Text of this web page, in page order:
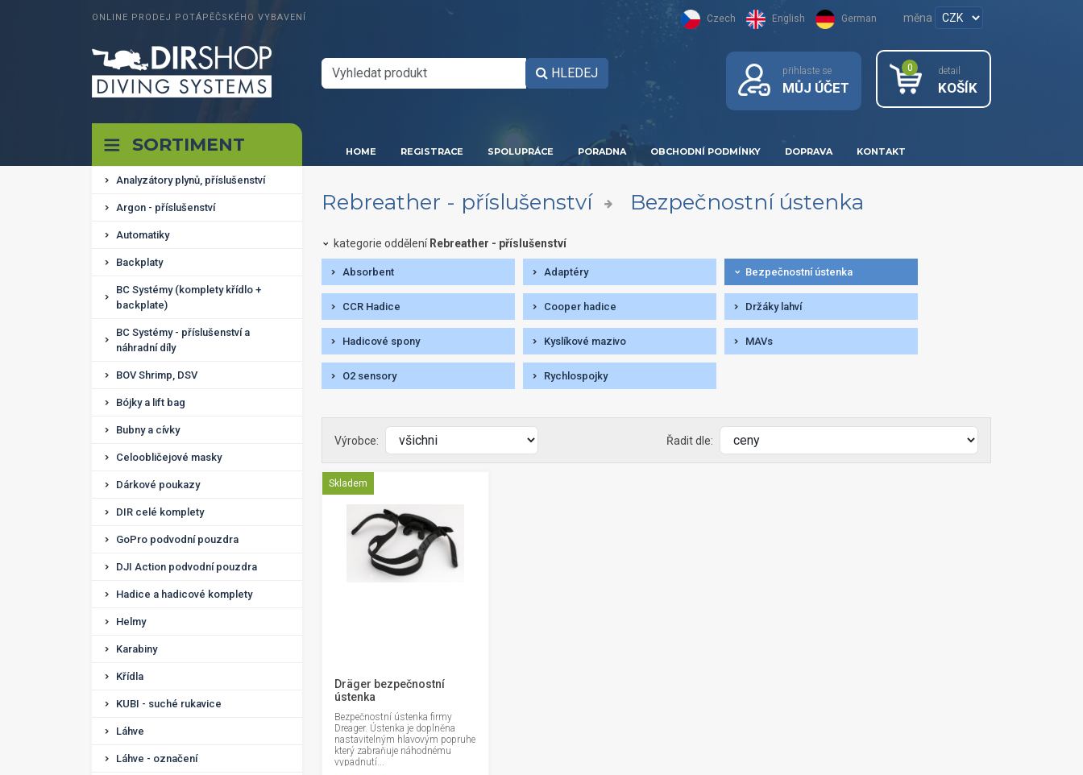
ONLINE PRODEJ POTÁPĚČSKÉHO VYBAVENÍ Czech English German měna
HLEDEJ přihlaste se
MŮJ ÚČET
0 detail
KOŠÍK
SORTIMENT HOME REGISTRACE SPOLUPRÁCE PORADNA OBCHODNÍ PODMÍNKY DOPRAVA KONTAKT
Analyzátory plynů, příslušenství
Argon - příslušenství
Automatiky
Backplaty
BC Systémy (komplety křídlo +
backplate)
BC Systémy - příslušenství a
náhradní díly
BOV Shrimp, DSV
Bójky a lift bag
Bubny a cívky
Celoobličejové masky
Dárkové poukazy
DIR celé komplety
GoPro podvodní pouzdra
DJI Action podvodní pouzdra
Hadice a hadicové komplety
Helmy
Karabiny
Křídla
KUBI - suché rukavice
Láhve
Láhve - označení
Rebreather - příslušenství Bezpečnostní ústenka
kategorie oddělení Rebreather - příslušenství
Absorbent Adaptéry Bezpečnostní ústenka
CCR Hadice Cooper hadice Držáky lahví
Hadicové spony Kyslíkové mazivo MAVs
O2 sensory Rychlospojky
Výrobce: Řadit dle:
Skladem
Dräger bezpečnostní
ústenka
Bezpečnostní ústenka firmy
Dreager. Ústenka je doplněna
nastavitelným hlavovým popruhe
který zabraňuje náhodnému
vypadnutí...